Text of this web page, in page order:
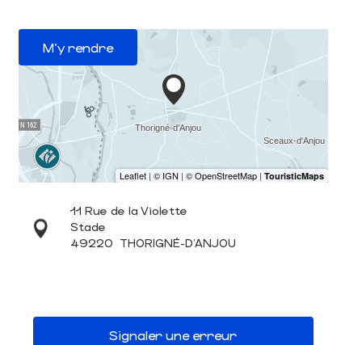
M'y rendre
11 Rue de la Violette
Stade
49220 THORIGNÉ-D'ANJOU
Signaler une erreur